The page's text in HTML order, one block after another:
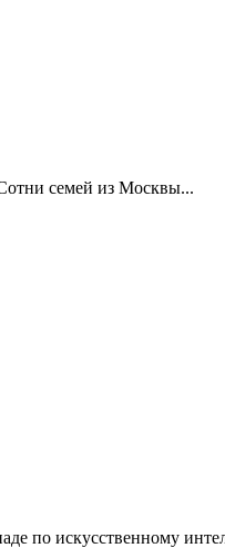
семей из Москвы...
по искусственному